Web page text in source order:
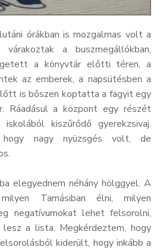
órákban is mozgalmas volt a
várakoztak a buszmegállókban,
a könyvtár előtti téren, a
az emberek, a napsütésben a
is bőszen koptatta a fagyit egy
Ráadásul a központ egy részét
kiszűrődő gyerekzsivaj.
hogy nagy nyüzsgés volt, de
elegyednem néhány hölggyel. A
Tamásiban élni, milyen
negatívumokat lehet felsorolni,
a lista. Megkérdeztem, hogy
kiderült, hogy inkább a